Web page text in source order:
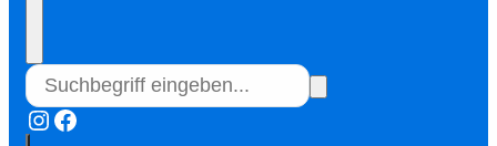
Instagram
Facebook